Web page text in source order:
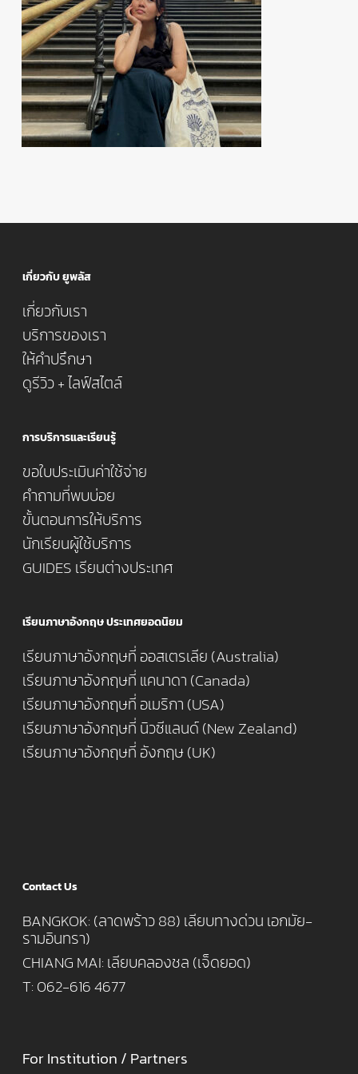
เกี่ยวกับ ยูพลัส
เกี่ยวกับเรา
บริการของเรา
ให้คำปรึกษา
ดูรีวิว + ไลฟ์สไตล์
การบริการและเรียนรู้
ขอใบประเมินค่าใช้จ่าย
คำถามที่พบบ่อย
ขั้นตอนการให้บริการ
นักเรียนผู้ใช้บริการ
GUIDES เรียนต่างประเทศ
เรียนภาษาอังกฤษ ประเทศยอดนิยม
เรียนภาษาอังกฤษที่ ออสเตรเลีย (Australia)
เรียนภาษาอังกฤษที่ แคนาดา (Canada)
เรียนภาษาอังกฤษที่ อเมริกา (USA)
เรียนภาษาอังกฤษที่ นิวซีแลนด์ (New Zealand)
เรียนภาษาอังกฤษที่ อังกฤษ (UK)
Contact Us
BANGKOK: (ลาดพร้าว 88) เลียบทางด่วน เอกมัย-
รามอินทรา)
CHIANG MAI: เลียบคลองชล (เจ็ดยอด)
T: 062-616 4677
For Institution / Partners